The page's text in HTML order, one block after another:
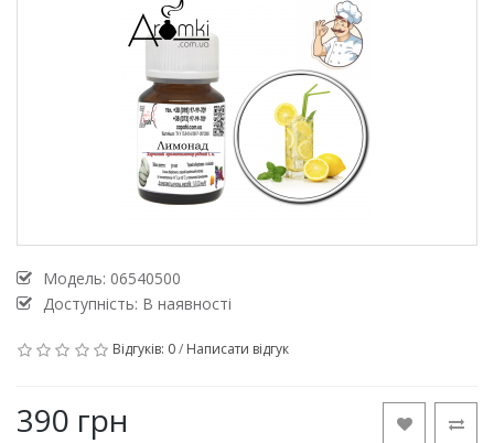
Модель: 06540500
Доступність: В наявності
Відгуків: 0/ Написати відгук
390 грн